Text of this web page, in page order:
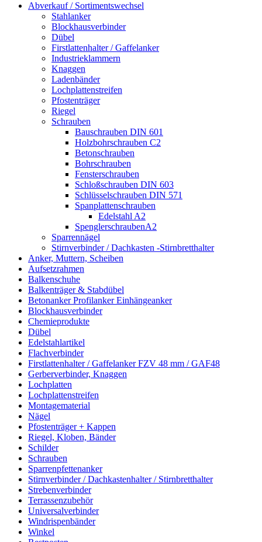
Abverkauf / Sortimentswechsel
Stahlanker
Blockhausverbinder
Dübel
Firstlattenhalter / Gaffelanker
Industrieklammern
Knaggen
Ladenbänder
Lochplattenstreifen
Pfostenträger
Riegel
Schrauben
Bauschrauben DIN 601
Holzbohrschrauben C2
Betonschrauben
Bohrschrauben
Fensterschrauben
Schloßschrauben DIN 603
Schlüsselschrauben DIN 571
Spanplattenschrauben
Edelstahl A2
SpenglerschraubenA2
Sparrennägel
Stirnverbinder / Dachkasten -Stirnbretthalter
Anker, Muttern, Scheiben
Aufsetzrahmen
Balkenschuhe
Balkenträger & Stabdübel
Betonanker Profilanker Einhängeanker
Blockhausverbinder
Chemieprodukte
Dübel
Edelstahlartikel
Flachverbinder
Firstlattenhalter / Gaffelanker FZV 48 mm / GAF48
Gerberverbinder, Knaggen
Lochplatten
Lochplattenstreifen
Montagematerial
Nägel
Pfostenträger + Kappen
Riegel, Kloben, Bänder
Schilder
Schrauben
Sparrenpfettenanker
Stirnverbinder / Dachkastenhalter / Stirnbretthalter
Strebenverbinder
Terrassenzubehör
Universalverbinder
Windrispenbänder
Winkel